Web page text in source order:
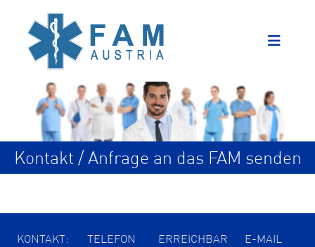
Kontakt / Anfrage an das FAM senden
KONTAKT: TELEFON ERREICHBAR E-MAIL